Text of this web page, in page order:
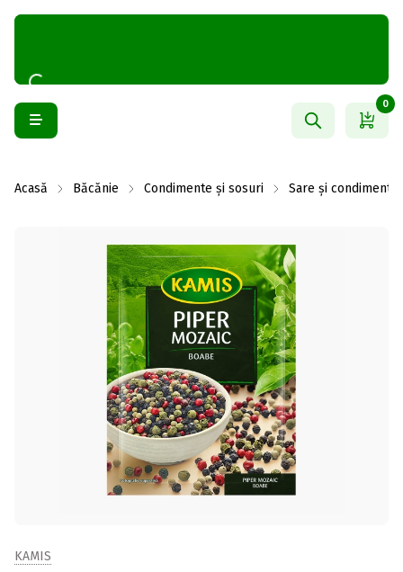
0
Acasă Băcănie Condimente și sosuri Sare și condimente
KAMIS